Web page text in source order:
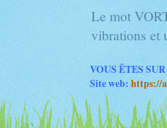
Le mot
vibrations et
VOUS ÊTES
Site web: https://